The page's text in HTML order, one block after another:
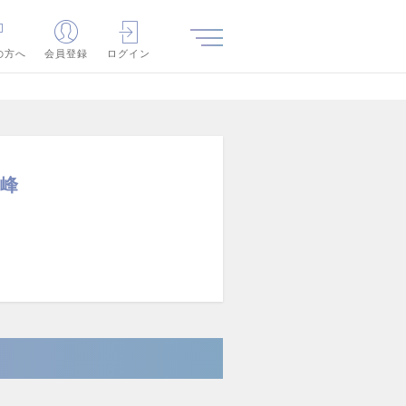
方へ 会員登録 ログイン